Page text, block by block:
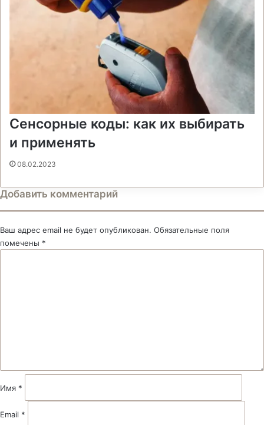
Сенсорные коды: как их выбирать
и применять
08.02.2023
Добавить комментарий
Ваш адрес email не будет опубликован. Обязательные поля
помечены *
и
й
Имя *
Email *